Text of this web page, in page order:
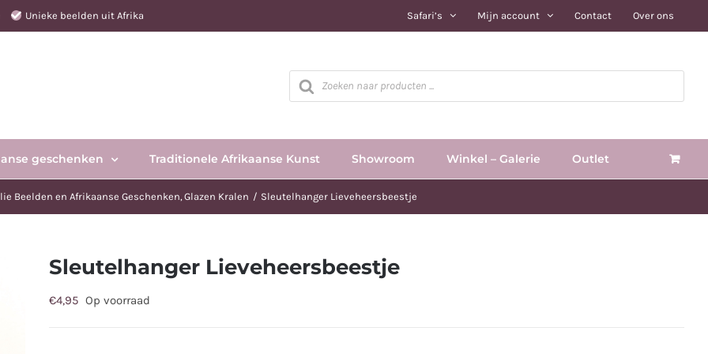
Unieke beelden uit Afrika Safari’s Mijn account Contact Over ons
Producten
zoeken
geschenken Traditionele Afrikaanse Kunst Showroom Winkel – Galerie Outlet
Beelden en Afrikaanse Geschenken Glazen Kralen Sleutelhanger Lieveheersbeestje
Sleutelhanger Lieveheersbeestje
€4,95 Op voorraad